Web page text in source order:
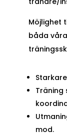
Möjlighet
båda
Träning
mod.